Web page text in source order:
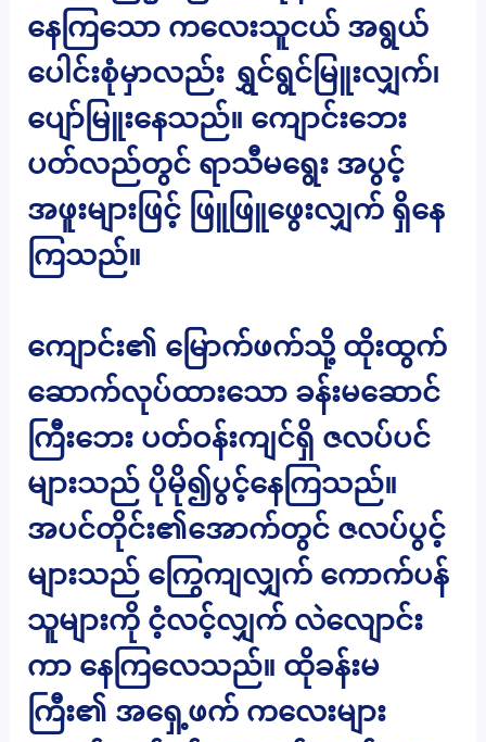
နေကြသော ကလေးသူငယ် အရွယ်
ပေါင်းစုံမှာလည်း ရွှင်ရွင်မြူးလျှက်၊
ပျော်မြူးနေသည်။ ကျောင်းဘေး
ပတ်လည်တွင် ရာသီမရွေး အပွင့်
အဖူးများဖြင့် ဖြူဖြူဖွေးလျှက် ရှိနေ
ကြသည်။
ကျောင်း၏ မြောက်ဖက်သို့ ထိုးထွက်
ဆောက်လုပ်ထားသော ခန်းမဆောင်
ကြီးဘေး ပတ်ဝန်းကျင်ရှိ ဇလပ်ပင်
များသည် ပိုမို၍ပွင့်နေကြသည်။
အပင်တိုင်း၏အောက်တွင် ဇလပ်ပွင့်
များသည် ကြွေကျလျှက် ကောက်ပန်
သူများကို ငံ့လင့်လျှက် လဲလျောင်း
ကာ နေကြလေသည်။ ထိုခန်းမ
ကြီး၏ အရှေ့ဖက် ကလေးများ